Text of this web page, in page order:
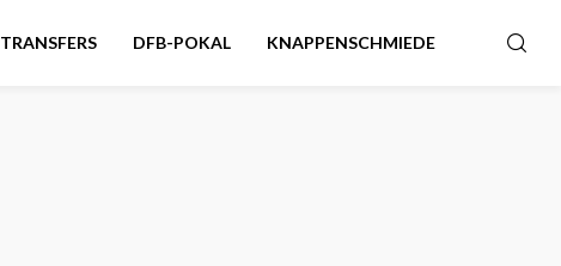
TRANSFERS DFB-POKAL KNAPPENSCHMIEDE